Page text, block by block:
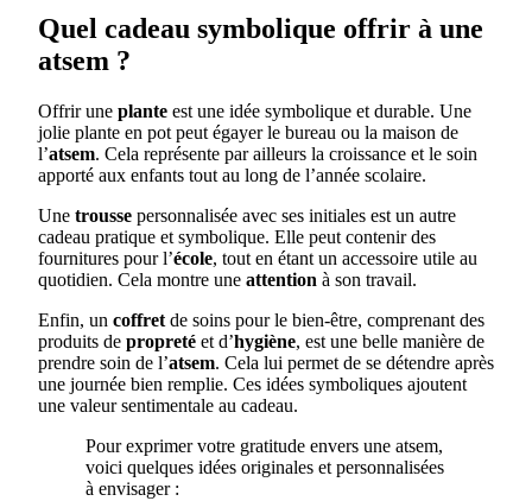
Quel cadeau symbolique offrir à une
atsem ?
Offrir une plante est une idée symbolique et durable. Une
jolie plante en pot peut égayer le bureau ou la maison de
l’atsem. Cela représente par ailleurs la croissance et le soin
apporté aux enfants tout au long de l’année scolaire.
Une trousse personnalisée avec ses initiales est un autre
cadeau pratique et symbolique. Elle peut contenir des
fournitures pour l’école, tout en étant un accessoire utile au
quotidien. Cela montre une attention à son travail.
Enfin, un coffret de soins pour le bien-être, comprenant des
produits de propreté et d’hygiène, est une belle manière de
prendre soin de l’atsem. Cela lui permet de se détendre après
une journée bien remplie. Ces idées symboliques ajoutent
une valeur sentimentale au cadeau.
Pour exprimer votre gratitude envers une atsem,
voici quelques idées originales et personnalisées
à envisager :